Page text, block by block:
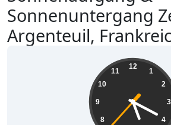
Sonnenuntergang
Argenteuil,
12
1
2
3
4
8
9
10
11